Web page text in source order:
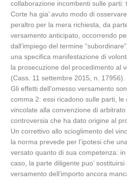
collaborazione incombenti sulle parti:
Corte ha gia’ avuto modo di
peraltro per la mera richiesta, da
versamento anticipato, occorrendo
dall’impiego del termine
una specifica manifestazione di
la prosecuzione del procedimento al
(Cass. 11 settembre 2015, n. 17956).
Gli effetti dell’omesso versamento
comma 2: essi ricadono sulle parti, le
vincolate alla convenzione di
controversia che ha dato origine al
Un correttivo allo scioglimento del
la norma prevede per l’ipotesi che
versato quanto di sua competenza:
caso, la parte diligente puo’
versamento dell’importo ancora